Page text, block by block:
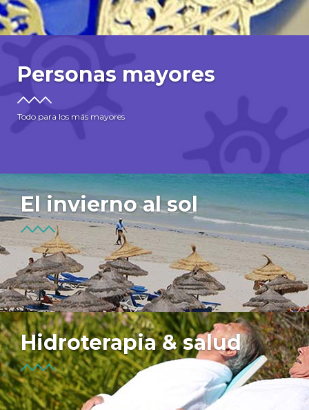
Personas mayores
Todo para los más mayores
El invierno al sol
Hidroterapia & salud